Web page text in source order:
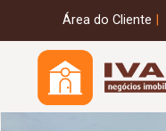
Área do Cliente